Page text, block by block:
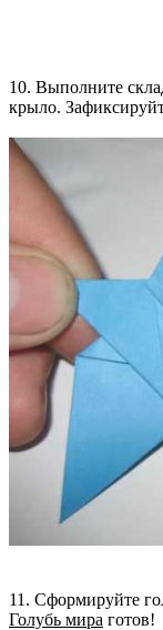
10. Выполните
крыло.
11. Сформируйте
Голубь мира готов!